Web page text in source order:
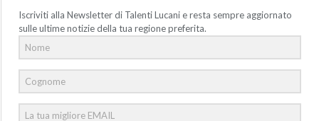
Iscriviti alla Newsletter di Talenti Lucani e resta sempre aggiornato
sulle ultime notizie della tua regione preferita.